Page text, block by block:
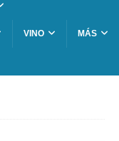
VINO MÁS